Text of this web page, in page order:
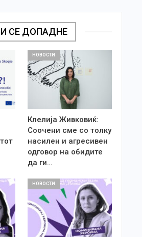
СЕ ДОПАДНЕ
НОВОСТИ
Клелија Живковиќ:
Соочени сме со толку
насилен и агресивен
одговор на обидите
да ги…
НОВОСТИ